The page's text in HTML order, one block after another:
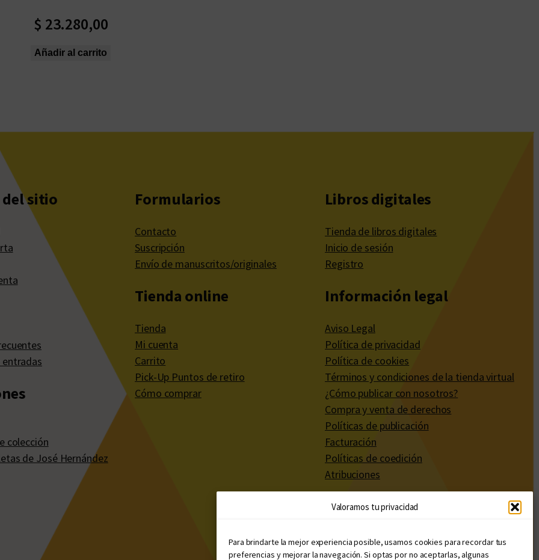
Valoramos tu privacidad
Para brindarte la mejor experiencia posible, usamos cookies para recordar tus
preferencias y mejorar la navegación. Si optas por no aceptarlas, algunas
$ 23.280,00
Añadir al carrito
del sitio
entradas
colección
de José Hernández
Formularios
Contacto
Suscripción
Envío de manuscritos/originales
Tienda online
Tienda
Mi cuenta
Carrito
Pick-Up Puntos de retiro
Cómo comprar
Libros digitales
Tienda de libros digitales
Inicio de sesión
Registro
Información legal
Aviso Legal
Política de privacidad
Política de cookies
Términos y condiciones de la tienda virtual
¿Cómo publicar con nosotros?
Compra y venta de derechos
Políticas de publicación
Facturación
Políticas de coedición
Atribuciones